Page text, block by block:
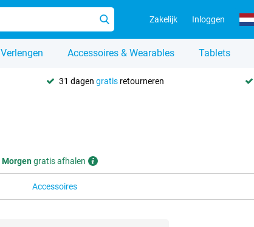
Zakelijk Inloggen
Verlengen Accessoires & Wearables Tablets
31 dagen gratisretourneren
Morgengratis afhalen
Accessoires